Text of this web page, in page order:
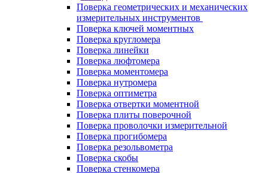
Поверка геометрических и механических
измерительных инструментов
Поверка ключей моментных
Поверка кругломера
Поверка линейки
Поверка люфтомера
Поверка моментомера
Поверка нутромера
Поверка оптиметра
Поверка отвертки моментной
Поверка плиты поверочной
Поверка проволочки измерительной
Поверка прогибомера
Поверка резольвометра
Поверка скобы
Поверка стенкомера